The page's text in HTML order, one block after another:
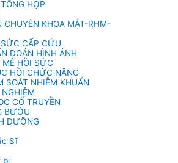
HỢP
CHUYÊN KHOA MẮT-RHM-
CẤP CỨU
ĐOÁN HÌNH ẢNH
MÊ HỒI SỨC
HỒI CHỨC NĂNG
SOÁT NHIỄM KHUẨN
CỔ TRUYỀN
BƯỚU
DƯỠNG
Sĩ
bị